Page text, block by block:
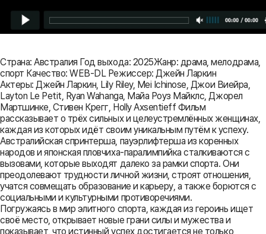
Страна: Австралия Год выхода: 2025Жанр: драма, мелодрама,
спорт Качество: WEB-DL Режиссер: Джейн Ларкин
Актеры: Джейн Ларкин, Lily Riley, Mei Ichinose, Джои Виейра,
Layton Le Petit, Ryan Wahanga, Майа Роуз Майклс, Джорел
Мартшинке, Стивен Крегг, Holly Axsentieff Фильм
рассказывает о трёх сильных и целеустремлённых женщинах,
каждая из которых идёт своим уникальным путём к успеху.
Австралийская спринтерша, пауэрлифтерша из коренных
народов и японская пловчиха-паралимпийка сталкиваются с
вызовами, которые выходят далеко за рамки спорта. Они
преодолевают трудности личной жизни, строят отношения,
учатся совмещать образование и карьеру, а также борются с
социальными и культурными противоречиями.
Погружаясь в мир элитного спорта, каждая из героинь ищет
своё место, открывает новые грани силы и мужества и
показывает, что истинный успех достигается не только